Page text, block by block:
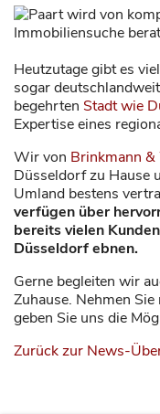
Heutzutage gibt es
sogar
begehrten Stadt wie
Expertise eines
Wir von Brinkmann
Düsseldorf zu Hause
Umland bestens
verfügen über
bereits vielen
Düsseldorf ebnen.
Gerne begleiten wir
Zuhause. Nehmen
geben Sie uns die
Zurück zur News-